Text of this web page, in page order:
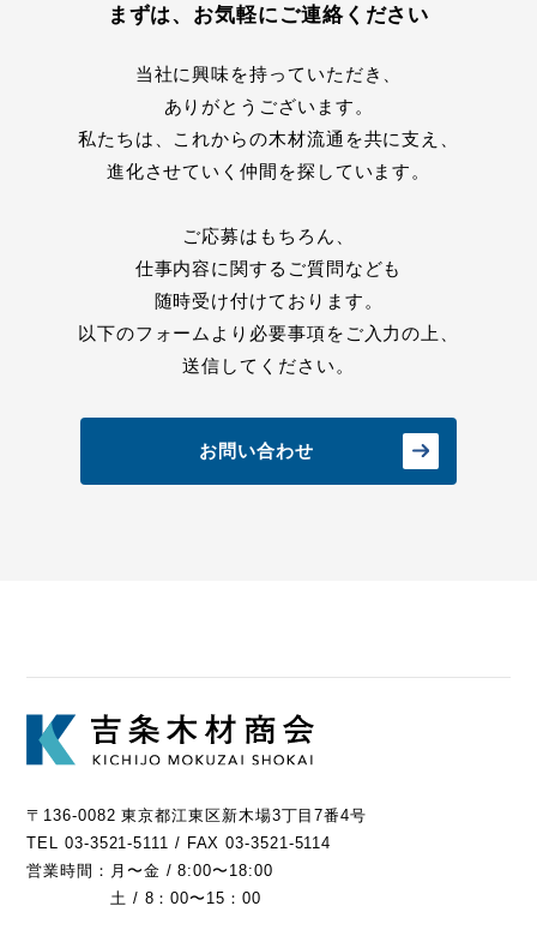
まずは、お気軽にご連絡ください
当社に興味を持っていただき、
ありがとうございます。
私たちは、これからの木材流通を共に支え、
進化させていく仲間を探しています。
ご応募はもちろん、
仕事内容に関するご質問なども
随時受け付けております。
以下のフォームより必要事項をご入力の上、
送信してください。
お問い合わせ
〒136-0082 東京都江東区新木場3丁目7番4号
TEL 03-3521-5111 / FAX 03-3521-5114
営業時間： 月〜金 / 8:00〜18:00
土 / 8：00〜15：00